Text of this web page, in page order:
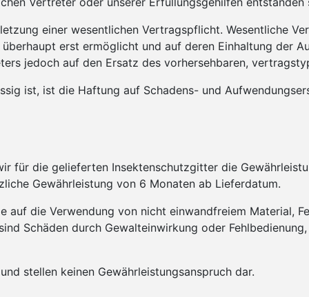
einer wesentlichen Vertragspflicht. Wesentliche
erst ermöglicht und auf deren Einhaltung der
jedoch auf den Ersatz des vorhersehbaren,
ist, ist die Haftung auf Schadens- und
für die gelieferten Insektenschutzgitter die
Gewährleistung von 6 Monaten ab Lieferdatum.
auf die Verwendung von nicht einwandfreiem Material,
Schäden durch Gewalteinwirkung oder
stellen keinen Gewährleistungsanspruch dar.